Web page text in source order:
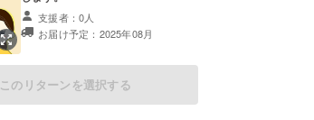
支援者：0人
お届け予定：2025年08月
このリターンを選択する